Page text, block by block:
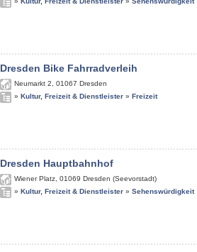
Dresden Bike Fahrradverleih
Neumarkt 2 01067 Dresden
» Kultur, Freizeit & Dienstleister » Freizeit
Dresden Hauptbahnhof
Wiener Platz 01069 Dresden (Seevorstadt)
» Kultur, Freizeit & Dienstleister » Sehenswürdigkeit